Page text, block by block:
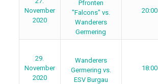
November
2020
Pfronten
"Falcons" vs.
Wanderers
Germering
20:00
29.
November
2020
Wanderers
Germering vs.
ESV Burgau
18:00